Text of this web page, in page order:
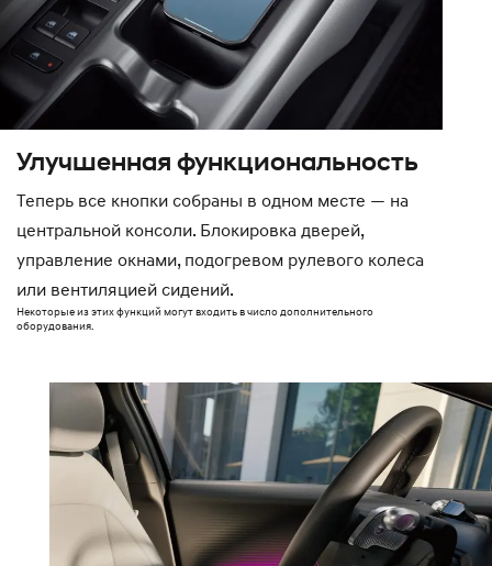
Улучшенная функциональность
Теперь все кнопки собраны в одном месте — на
центральной консоли. Блокировка дверей,
управление окнами, подогревом рулевого колеса
или вентиляцией сидений.
Некоторые из этих функций могут входить в число дополнительного
оборудования.